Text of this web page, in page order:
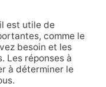
est utile de
comme le
besoin et les
Les réponses à
à déterminer le